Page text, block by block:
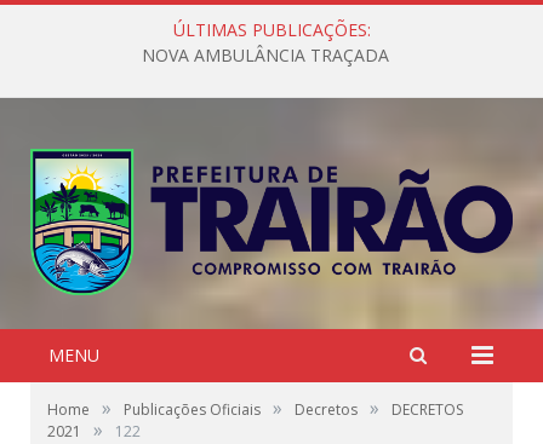
ÚLTIMAS PUBLICAÇÕES:
NOVA AMBULÂNCIA TRAÇADA
MENU
Home » Publicações Oficiais » Decretos »
DECRETOS
2021
» 122